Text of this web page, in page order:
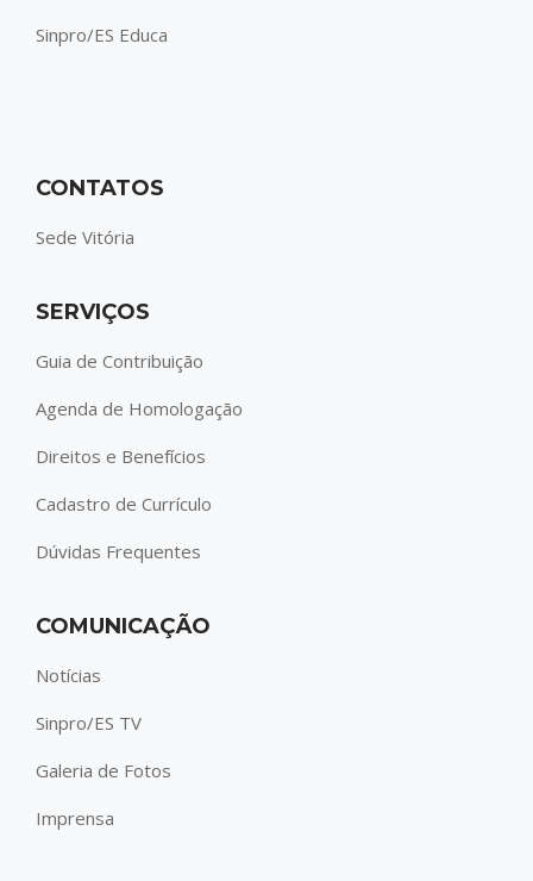
Sinpro/ES Educa
CONTATOS
Sede Vitória
SERVIÇOS
Guia de Contribuição
Agenda de Homologação
Direitos e Benefícios
Cadastro de Currículo
Dúvidas Frequentes
COMUNICAÇÃO
Notícias
Sinpro/ES TV
Galeria de Fotos
Imprensa